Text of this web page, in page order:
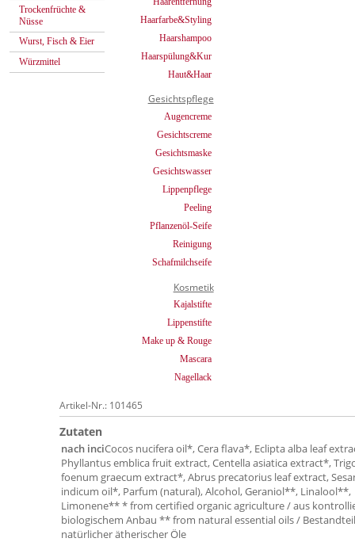
Trockenfrüchte &
Nüsse
Wurst, Fisch & Eier
Würzmittel
Haarfarbe&Styling
Haarshampoo
Haarspülung&Kur
Haut&Haar
Gesichtspflege
Augencreme
Gesichtscreme
Gesichtsmaske
Gesichtswasser
Lippenpflege
Peeling
Pflanzenöl-Seife
Reinigung
Schafmilchseife
Kosmetik
Kajalstifte
Lippenstifte
Make up & Rouge
Mascara
Nagellack
Artikel-Nr.: 101465
Zutaten
nach inciCocos nucifera oil*, Cera flava*, Eclipta alba leaf
Phyllantus emblica fruit extract, Centella asiatica extract*,
foenum graecum extract*, Abrus precatorius leaf extract,
indicum oil*, Parfum (natural), Alcohol, Geraniol**, Linalool**,
Limonene** * from certified organic agriculture / aus
biologischem Anbau ** from natural essential oils / Bestandteil
natürlicher ätherischer Öle